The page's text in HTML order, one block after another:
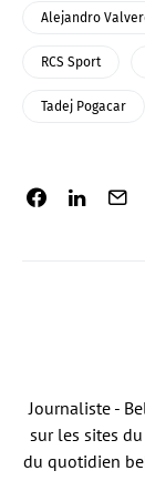
Alejandro
RCS Sport
Tadej Pogacar
Journaliste -
sur les sites
du quotidien